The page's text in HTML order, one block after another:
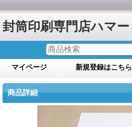
封筒印刷専門店ハマー
マイページ 新規登録はこちら
商品詳細